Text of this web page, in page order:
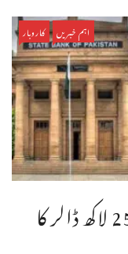
اہم خبریں کاروبار
ملکی زر مبادلہ ذخائر میں 3 کروڑ25 لاکھ ڈالر کا